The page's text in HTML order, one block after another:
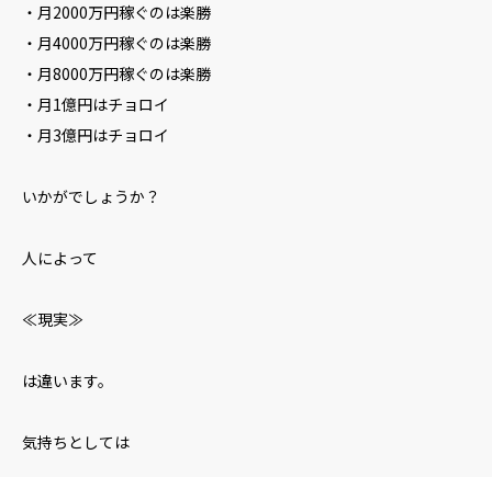
・月2000万円稼ぐのは楽勝
・月4000万円稼ぐのは楽勝
・月8000万円稼ぐのは楽勝
・月1億円はチョロイ
・月3億円はチョロイ
いかがでしょうか？
人によって
≪現実≫
は違います。
気持ちとしては